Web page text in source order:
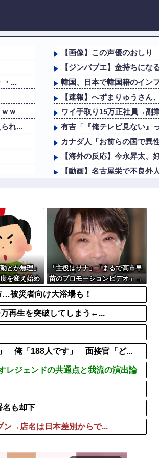
・...
ｗ
れ...
官...
【画像】この声優のおしり
【ジンバブエ】金持ちにな
韓国、日本で韓国籍のイン
【速報】へずまりゅうさ
ワイ手取り15万正社員→副
有吉「『俺テレビ見ない』
カナダ人「お前らの国で異
【海外の反応】今永昇太、
【動画】名古屋栄で不良外
【動画】サッカーの試合中
【画像】NHKさん、可愛す
【動画】アメリカ人なら
道の駅に野菜や果物出荷し
【動画】グラドル山田あい
とか無理」
を変え始め
「主役はサナ」「まるで高市早
苗のプロモーションビデオ」→
BGM付き被災地視察動画に批判
殺到
被災者向け大浴場も！
再生を突破してしまう←...
」 俺「188人です」 面接官「ど...
レジェンドの共通点と我流の演出論
名も却下
ン→店名は日本差別からで...